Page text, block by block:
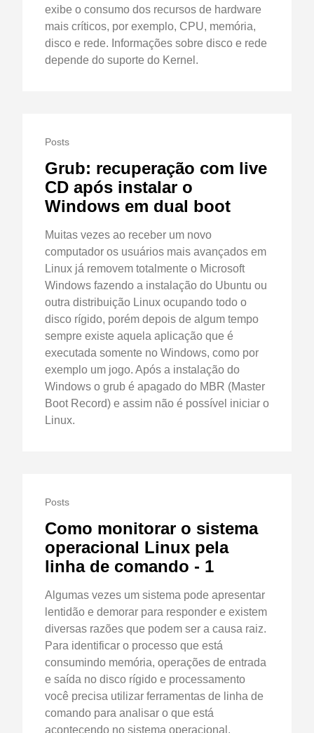
exibe o consumo dos recursos de hardware
mais críticos, por exemplo, CPU, memória,
disco e rede. Informações sobre disco e rede
depende do suporte do Kernel.
Posts
Grub: recuperação com live
CD após instalar o
Windows em dual boot
Muitas vezes ao receber um novo
computador os usuários mais avançados em
Linux já removem totalmente o Microsoft
Windows fazendo a instalação do Ubuntu ou
outra distribuição Linux ocupando todo o
disco rígido, porém depois de algum tempo
sempre existe aquela aplicação que é
executada somente no Windows, como por
exemplo um jogo. Após a instalação do
Windows o grub é apagado do MBR (Master
Boot Record) e assim não é possível iniciar o
Linux.
Posts
Como monitorar o sistema
operacional Linux pela
linha de comando - 1
Algumas vezes um sistema pode apresentar
lentidão e demorar para responder e existem
diversas razões que podem ser a causa raiz.
Para identificar o processo que está
consumindo memória, operações de entrada
e saída no disco rígido e processamento
você precisa utilizar ferramentas de linha de
comando para analisar o que está
acontecendo no sistema operacional.